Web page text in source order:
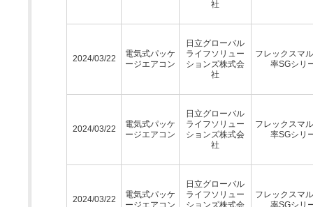
社
2024/03/22
電気式パッケ
ージエアコン
日立グローバル
ライフソリュー
ションズ株式会
社
フレックスマ
率SGシリ
2024/03/22
電気式パッケ
ージエアコン
日立グローバル
ライフソリュー
ションズ株式会
社
フレックスマ
率SGシリ
2024/03/22
電気式パッケ
ージエアコン
日立グローバル
ライフソリュー
ションズ株式会
フレックスマ
率SGシリ